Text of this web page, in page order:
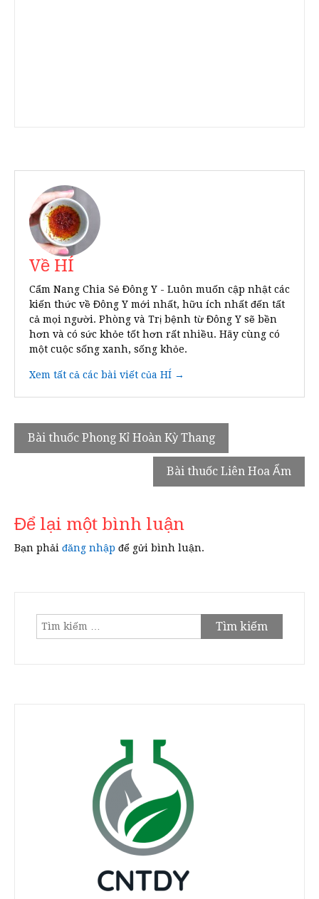
Về HÍ
Cẩm Nang Chia Sẻ Đông Y - Luôn muốn cập nhật các
kiến thức về Đông Y mới nhất, hữu ích nhất đến tất
cả mọi người. Phòng và Trị bệnh từ Đông Y sẽ bền
hơn và có sức khỏe tốt hơn rất nhiều. Hãy cùng có
một cuộc sống xanh, sống khỏe.
Xem tất cả các bài viết của HÍ →
Điều
hướng
Bài thuốc Phong Kỉ Hoàn Kỳ Thang
Bài thuốc Liên Hoa Ẩm
Để lại một bình luận
Bạn phải đăng nhập để gửi bình luận.
Tìm